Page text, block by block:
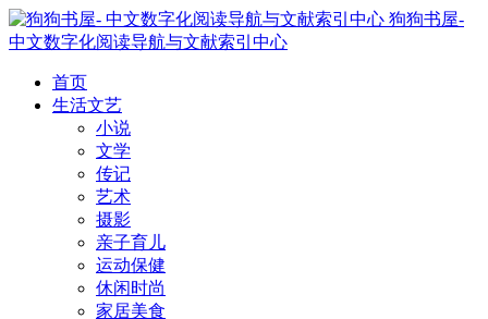
狗狗书屋-
中文数字化阅读导航与文献索引中心
首页
生活文艺
小说
文学
传记
艺术
摄影
亲子育儿
运动保健
休闲时尚
家居美食